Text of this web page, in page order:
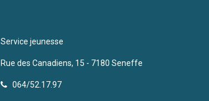
Service jeunesse
Rue des Canadiens, 15 - 7180 Seneffe
064/52.17.97